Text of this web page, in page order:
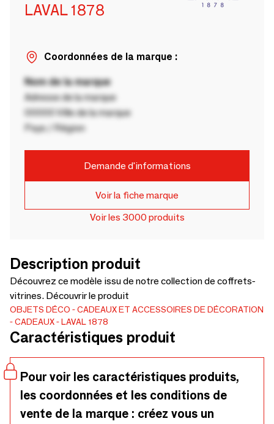
LAVAL 1878
Coordonnées de la marque :
Nom de la marque
Adresse de la marque
00000 Ville de la marque
Pays / Région
Demande d'informations
Voir la fiche marque
Voir les 3000 produits
Description produit
Découvrez ce modèle issu de notre collection de coffrets-
vitrines. Découvrir le produit
OBJETS DÉCO
CADEAUX ET ACCESSOIRES DE DÉCORATION
CADEAUX
LAVAL 1878
Caractéristiques produit
Pour voir les caractéristiques produits,
les coordonnées et les conditions de
vente de la marque : créez vous un